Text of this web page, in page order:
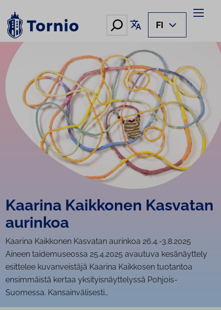
sisältöön
Hae Käännä sivu
FI
Kaarina Kaikkonen Kasvatan
aurinkoa
Kaarina Kaikkonen Kasvatan aurinkoa 26.4.-3.8.2025
Aineen taidemuseossa 25.4.2025 avautuva kesänäyttely
esittelee kuvanveistäjä Kaarina Kaikkosen tuotantoa
ensimmäistä kertaa yksityisnäyttelyssä Pohjois-
Suomessa. Kansainvälisesti…